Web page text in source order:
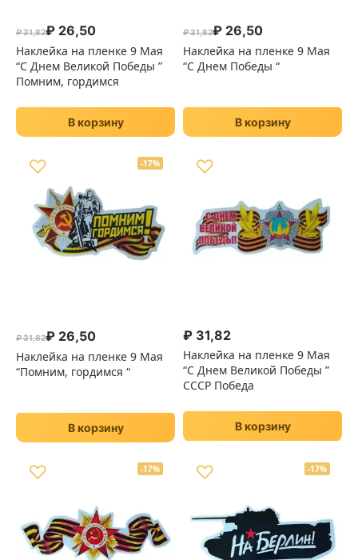
₽31,82
Первоначальная цена составляла ₽ 31,82.
₽ 26,50
Текущая цена: ₽ 26,50.
Наклейка на пленке 9 Мая
“С Днем Великой Победы ”
Помним, гордимся
В корзину
₽31,82
Первоначальная цена
₽ 26,50
Текущая цена: ₽ 26,50.
Наклейка на пленке 9 Мая
“С Днем Победы “
В корзину
-17%
₽31,82
Первоначальная цена составляла ₽ 31,82.
₽ 26,50
Текущая цена: ₽ 26,50.
Наклейка на пленке 9 Мая
“Помним, гордимся “
♡
В корзину
₽ 31,82
Наклейка на пленке 9 Мая
“С Днем Великой Победы ”
СССР Победа
♡
В корзину
-17%
♡ -17%
♡